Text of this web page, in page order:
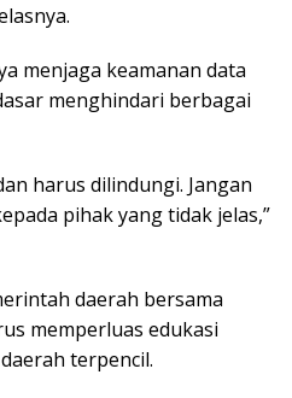
menjaga keamanan data
menghindari berbagai
harus dilindungi. Jangan
pihak yang tidak jelas,”
daerah bersama
memperluas edukasi
terpencil.